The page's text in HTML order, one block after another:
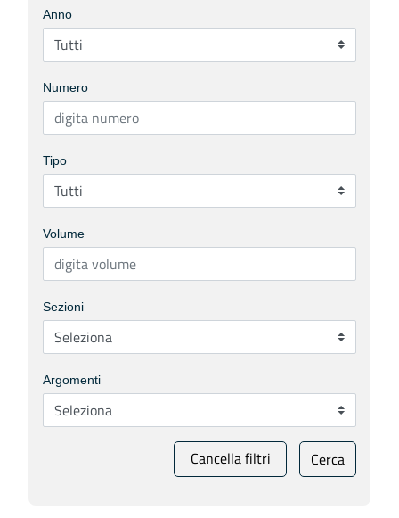
Anno
Numero
Tipo
Volume
Sezioni
Argomenti
Cancella filtri Cerca